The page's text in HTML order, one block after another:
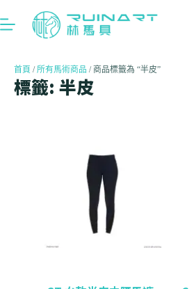
首頁 /所有馬術商品 / 商品標籤為 “半皮”
標籤: 半皮